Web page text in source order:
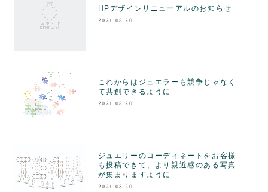
HPデザインリニューアルのお知らせ
2021.08.20
これからはジュエラーも競争じゃなく
て共創できるように
2021.08.20
ジュエリーのコーディネートをお客様
も投稿できて、より親近感のある写真
が集まりますように
2021.08.20